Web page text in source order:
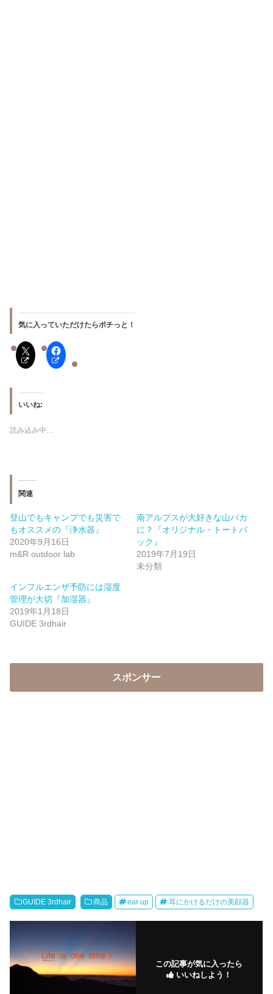
気に入っていただけたらポチっと！
いいね:
読み込み中…
関連
登山でもキャンプでも災害で
もオススメの『浄水器』
2020年9月16日
m&R outdoor lab
南アルプスが大好きな山バカ
に？『オリジナル・トートバ
ック』
2019年7月19日
未分類
インフルエンザ予防には湿度
管理が大切『加湿器』
2019年1月18日
GUIDE 3rdhair
スポンサー
GUIDE 3rdhair 商品 ear up 耳にかけるだけの美顔器
この記事が気に入ったら
いいねしよう！